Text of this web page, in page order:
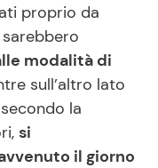
proprio da
modalità di
sull’altro lato
la
si
il giorno